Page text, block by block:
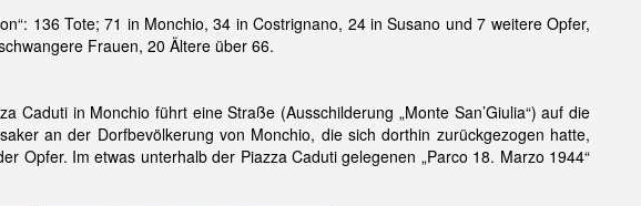
136 Tote; 71 in Monchio, 34 in Costrignano, 24 in Susano und 7 weitere Opfer,
Frauen, 20 Ältere über 66.
Caduti in Monchio führt eine Straße (Ausschilderung „Monte San’Giulia“) auf die
an der Dorfbevölkerung von Monchio, die sich dorthin zurückgezogen hatte,
Opfer. Im etwas unterhalb der Piazza Caduti gelegenen „Parco 18. Marzo 1944“